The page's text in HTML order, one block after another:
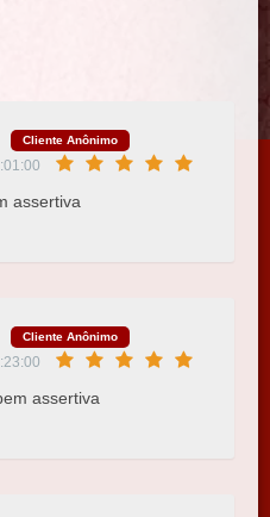
Cliente Anônimo
assertiva
Cliente Anônimo
assertiva